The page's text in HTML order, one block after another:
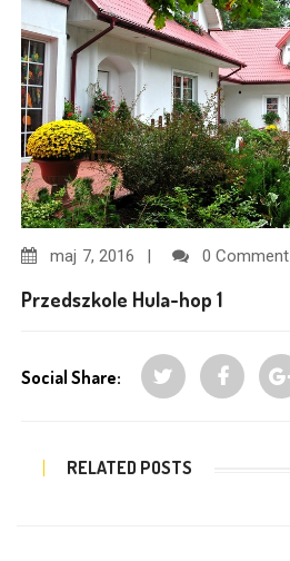
maj 7, 2016 0 Comment
Przedszkole Hula-hop 1
Social Share:
RELATED POSTS